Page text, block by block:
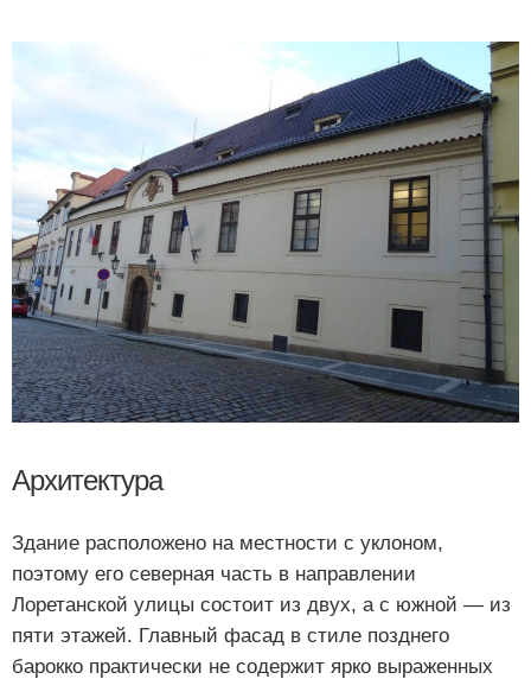
Архитектура
Здание расположено на местности с уклоном,
поэтому его северная часть в направлении
Лоретанской улицы состоит из двух, а с южной — из
пяти этажей. Главный фасад в стиле позднего
барокко практически не содержит ярко выраженных